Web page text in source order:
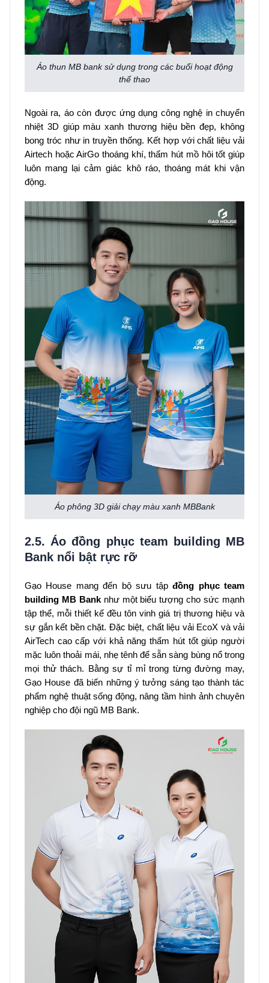
Áo thun MB bank sử dụng trong các buổi hoạt động
thể thao
Ngoài ra, áo còn được ứng dụng công nghệ in chuyển
nhiệt 3D giúp màu xanh thương hiệu bền đẹp, không
bong tróc như in truyền thống. Kết hợp với chất liệu vải
Airtech hoặc AirGo thoáng khí, thấm hút mồ hôi tốt giúp
luôn mang lại cảm giác khô ráo, thoáng mát khi vận
động.
Áo phông 3D giải chạy màu xanh MBBank
2.5. Áo đồng phục team building MB
Bank nổi bật rực rỡ
Gạo House mang đến bộ sưu tậpđồng phục team
building MB Banknhư một biểu tượng cho sức mạnh
tập thể, mỗi thiết kế đều tôn vinh giá trị thương hiệu và
sự gắn kết bền chặt. Đặc biệt, chất liệu vải EcoX và vải
AirTech cao cấp với khả năng thấm hút tốt giúp người
mặc luôn thoải mái, nhẹ tênh để sẵn sàng bùng nổ trong
mọi thử thách. Bằng sự tỉ mỉ trong từng đường may,
Gạo House đã biến những ý tưởng sáng tạo thành tác
phẩm nghệ thuật sống động, nâng tầm hình ảnh chuyên
nghiệp cho đội ngũ MB Bank.